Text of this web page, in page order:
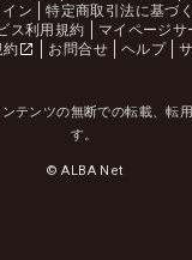
ン
特定商取引法に基づ
ス利用規約
マイページ
約
お問合せ ヘルプ
テンツの無断での転載、転
す。
© ALBA Net